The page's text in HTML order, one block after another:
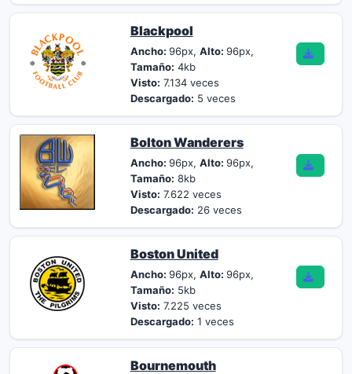
Blackpool
Ancho: 96px, Alto: 96px,
Tamaño: 4kb
Visto: 7.134 veces
Descargado: 5 veces
Bolton Wanderers
Ancho: 96px, Alto: 96px,
Tamaño: 8kb
Visto: 7.622 veces
Descargado: 26 veces
Boston United
Ancho: 96px, Alto: 96px,
Tamaño: 5kb
Visto: 7.225 veces
Descargado: 1 veces
Bournemouth